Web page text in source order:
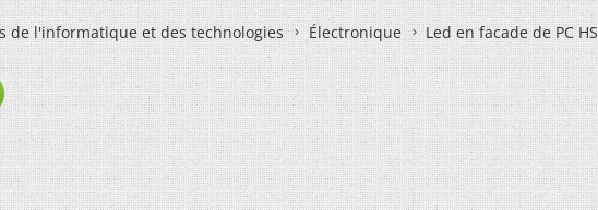
de l'informatique et des technologies Électronique Led en facade de PC HS